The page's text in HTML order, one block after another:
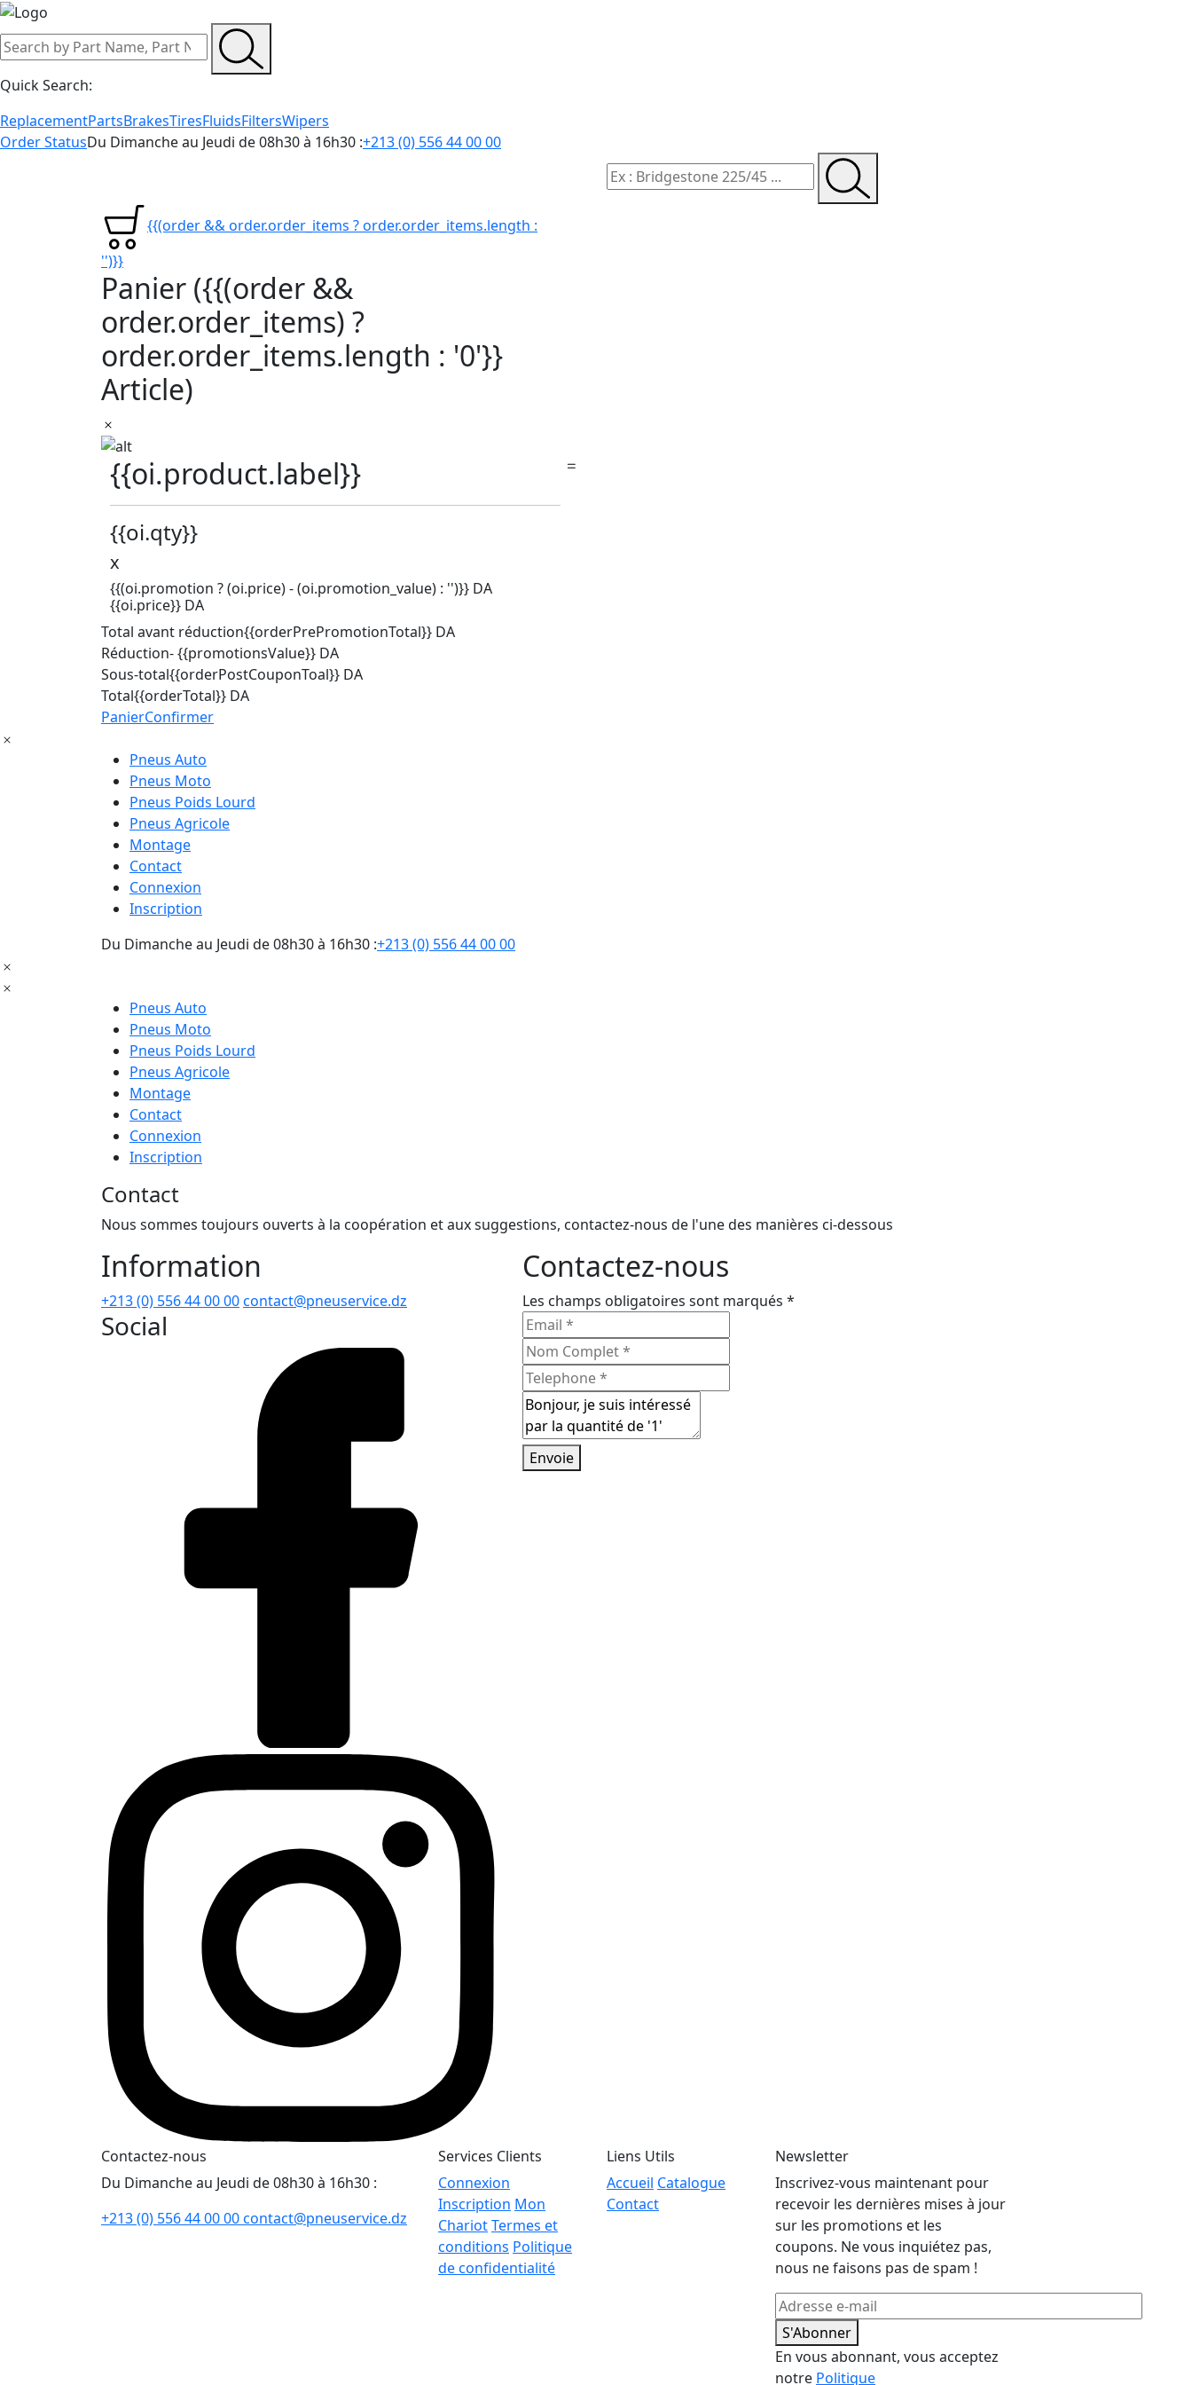
Quick Search:
ReplacementPartsBrakesTiresFluidsFiltersWipers
Order StatusDu Dimanche au Jeudi de 08h30 à 16h30 :+213 (0) 556 44 00 00
{{(order && order.order_items ? order.order_items.length :
'')}}
Panier ({{(order &&
order.order_items) ?
order.order_items.length : '0'}}
Article)
{{oi.product.label}}
{{oi.qty}}
x
{{(oi.promotion ? (oi.price) - (oi.promotion_value) : '')}} DA
{{oi.price}} DA
Total avant réduction{{orderPrePromotionTotal}} DA
Réduction- {{promotionsValue}} DA
Sous-total{{orderPostCouponToal}} DA
Total{{orderTotal}} DA
PanierConfirmer
Pneus Auto
Pneus Moto
Pneus Poids Lourd
Pneus Agricole
Montage
Contact
Connexion
Inscription
Du Dimanche au Jeudi de 08h30 à 16h30 :+213 (0) 556 44 00 00
Pneus Auto
Pneus Moto
Pneus Poids Lourd
Pneus Agricole
Montage
Contact
Connexion
Inscription
Contact
Nous sommes toujours ouverts à la coopération et aux suggestions, contactez-nous de l'une des manières ci-dessous
Information
+213 (0) 556 44 00 00contact@pneuservice.dz
Social
Contactez-nous
Les champs obligatoires sont marqués *
Envoie
Contactez-nous
Du Dimanche au Jeudi de 08h30 à 16h30 :
+213 (0) 556 44 00 00contact@pneuservice.dz
Services Clients
Connexion
Inscription Mon
ChariotTermes et
conditions Politique
de confidentialité
Liens Utils
Accueil Catalogue
Contact
Newsletter
Inscrivez-vous maintenant pour
recevoir les dernières mises à jour
sur les promotions et les
coupons. Ne vous inquiétez pas,
nous ne faisons pas de spam !
S'Abonner
En vous abonnant, vous acceptez
notre Politique